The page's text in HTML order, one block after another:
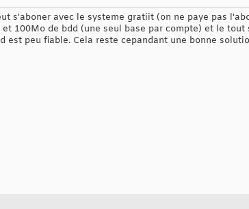
s'aboner avec le systeme gratiit (on ne paye pas
100Mo de bdd (une seul base par compte) et le tout
est peu fiable. Cela reste cepandant une bonne